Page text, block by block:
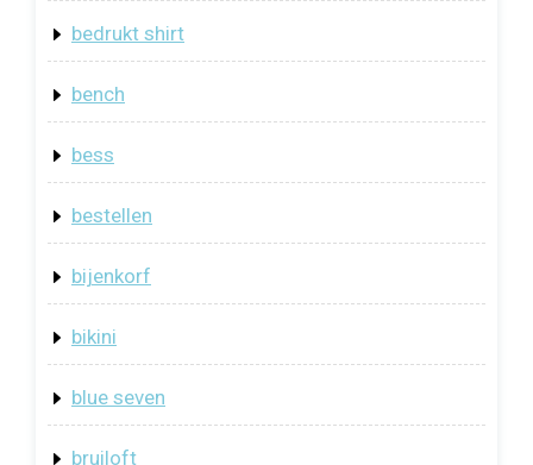
bedrukt shirt
bench
bess
bestellen
bijenkorf
bikini
blue seven
bruiloft